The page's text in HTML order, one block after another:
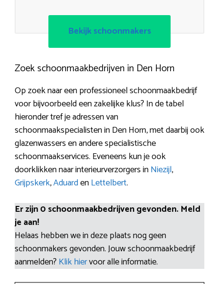
Bekijk schoonmakers
Zoek schoonmaakbedrijven in Den Horn
Op zoek naar een professioneel schoonmaakbedrijf
voor bijvoorbeeld een zakelijke klus? In de tabel
hieronder tref je adressen van
schoonmaakspecialisten in Den Horn, met daarbij ook
glazenwassers en andere specialistische
schoonmaakservices. Eveneens kun je ook
doorklikken naar interieurverzorgers inNiezijl,
Grijpskerk,AduardenLettelbert.
Er zijn 0 schoonmaakbedrijven gevonden. Meld
je aan!
Helaas hebben we in deze plaats nog geen
schoonmakers gevonden. Jouw schoonmaakbedrijf
aanmelden? Klik hiervoor alle informatie.